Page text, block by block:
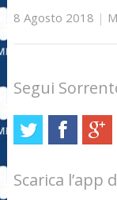
8 Agosto 2018 |
Segui
Scarica l’app